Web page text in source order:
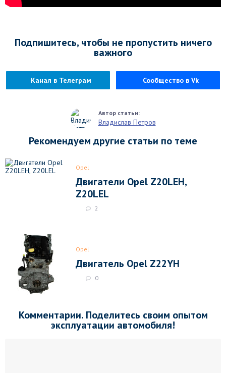
Подпишитесь, чтобы не пропустить ничего
важного
Канал в Телеграм Сообщество в Vk
Владислав Петров
Рекомендуем другие статьи по теме
Opel
Двигатели Opel Z20LEH,
Z20LEL
2
Opel
Двигатель Opel Z22YH
0
Комментарии. Поделитесь своим опытом
эксплуатации автомобиля!